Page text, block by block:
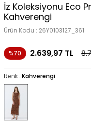
İz Koleksiyonu Eco
Kahverengi
Ürün Kodu : 26Y0103127_361
%70 2.639,97 TL
Renk :Kahverengi